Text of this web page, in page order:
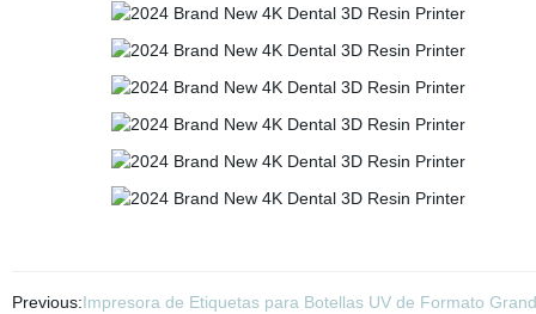
Previous:Impresora de Etiquetas para Botellas UV de Formato